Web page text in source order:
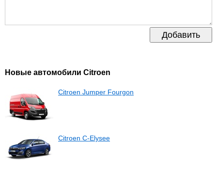
Добавить
Новые автомобили Citroen
Citroen Jumper Fourgon
Citroen C-Elysee